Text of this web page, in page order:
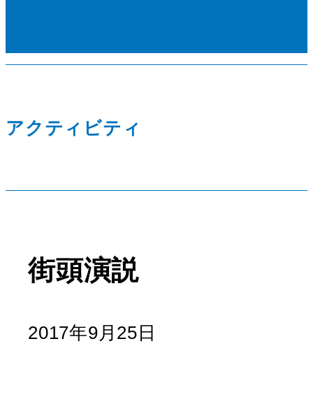
アクティビティ
街頭演説
2017年9月25日